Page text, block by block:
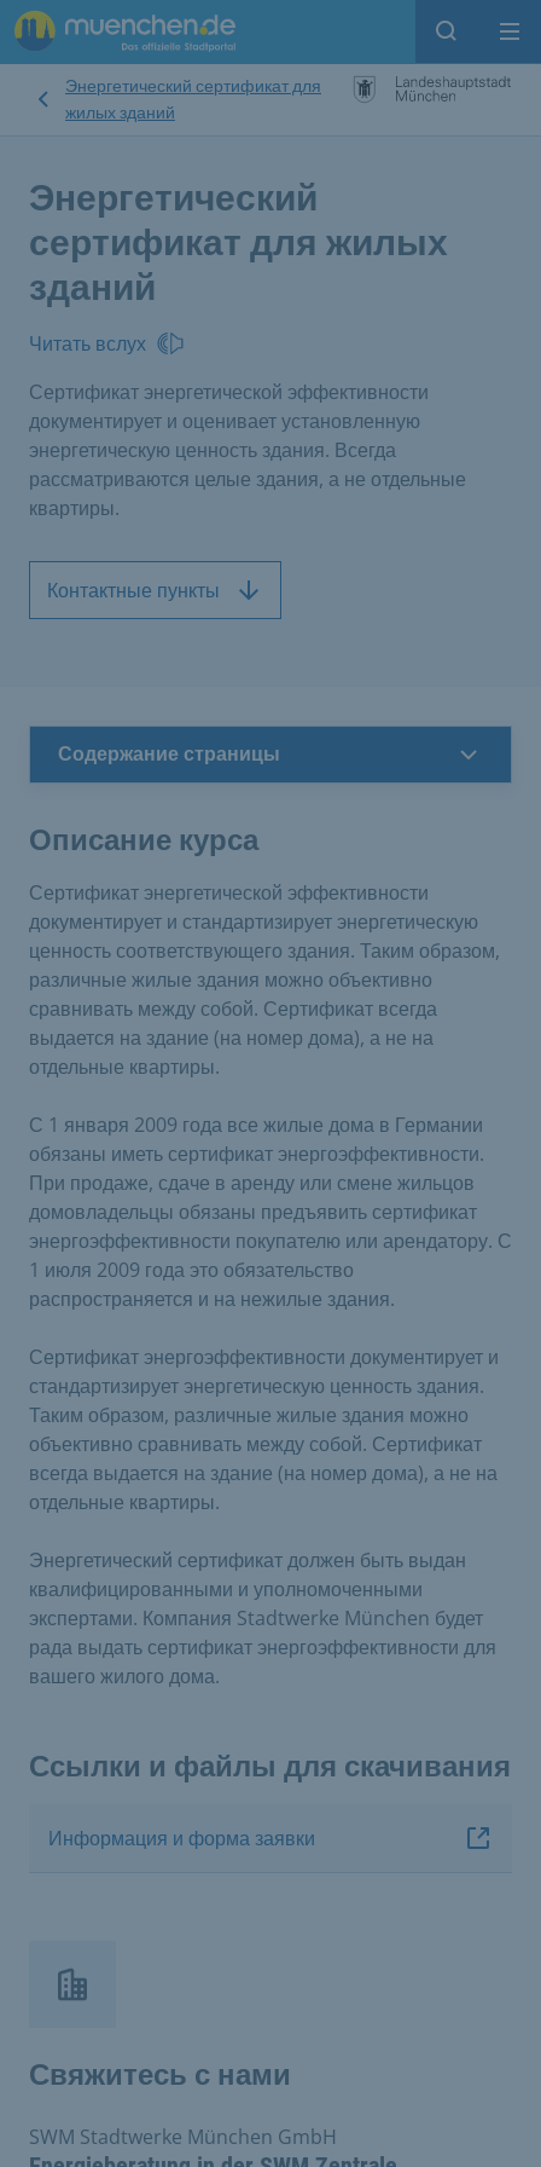
Open
Энергетический сертификат для
жилых зданий
Энергетический
сертификат для жилых
зданий
Читать вслух
Сертификат энергетической эффективности
документирует и оценивает установленную
энергетическую ценность здания. Всегда
рассматриваются целые здания, а не отдельные
квартиры.
Контактные пункты
Содержание страницы
Описание курса
Сертификат энергетической эффективности
документирует и стандартизирует энергетическую
ценность соответствующего здания. Таким образом,
различные жилые здания можно объективно
сравнивать между собой. Сертификат всегда
выдается на здание (на номер дома), а не на
отдельные квартиры.
С 1 января 2009 года все жилые дома в Германии
обязаны иметь сертификат энергоэффективности.
При продаже, сдаче в аренду или смене жильцов
домовладельцы обязаны предъявить сертификат
энергоэффективности покупателю или арендатору. С
1 июля 2009 года это обязательство
распространяется и на нежилые здания.
Сертификат энергоэффективности документирует и
стандартизирует энергетическую ценность здания.
Таким образом, различные жилые здания можно
объективно сравнивать между собой. Сертификат
всегда выдается на здание (на номер дома), а не на
отдельные квартиры.
Энергетический сертификат должен быть выдан
квалифицированными и уполномоченными
экспертами. Компания Stadtwerke München будет
рада выдать сертификат энергоэффективности для
вашего жилого дома.
Ссылки и файлы для скачивания
Информация и форма заявки
Свяжитесь с нами
SWM Stadtwerke München GmbH